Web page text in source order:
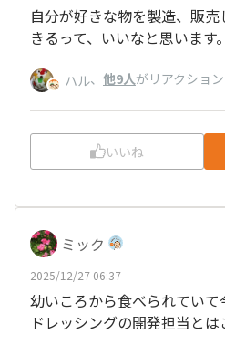
自分が好きな物を製造、販
きるって、いいなと思います。
ハル、 他9人がリアクション
いいね
ミック
2025/12/27 06:37
幼いころから食べられてい
ドレッシングの開発担当と